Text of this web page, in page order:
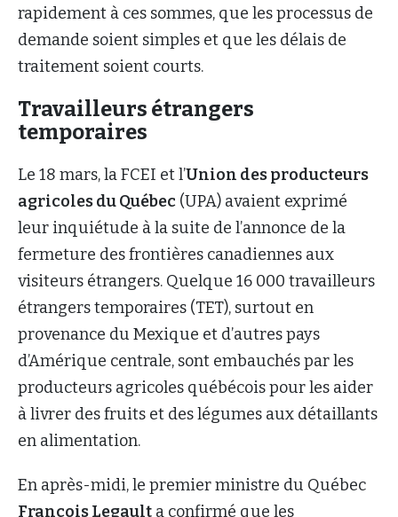
rapidement à ces sommes, que les processus de
demande soient simples et que les délais de
traitement soient courts.
Travailleurs étrangers
temporaires
Le 18 mars, la FCEI et l’Union des producteurs
agricoles du Québec (UPA) avaient exprimé
leur inquiétude à la suite de l’annonce de la
fermeture des frontières canadiennes aux
visiteurs étrangers. Quelque 16 000 travailleurs
étrangers temporaires (TET), surtout en
provenance du Mexique et d’autres pays
d’Amérique centrale, sont embauchés par les
producteurs agricoles québécois pour les aider
à livrer des fruits et des légumes aux détaillants
en alimentation.
En après-midi, le premier ministre du Québec
François Legault a confirmé que les